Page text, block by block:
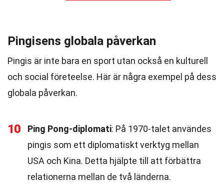
Pingisens globala påverkan
Pingis är inte bara en sport utan också en kulturell
och social företeelse. Här är några exempel på dess
globala påverkan.
10 Ping Pong-diplomati: På 1970-talet användes
pingis som ett diplomatiskt verktyg mellan
USA och Kina. Detta hjälpte till att förbättra
relationerna mellan de två länderna.